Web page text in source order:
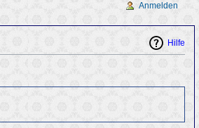
Hilfe
Anmelden